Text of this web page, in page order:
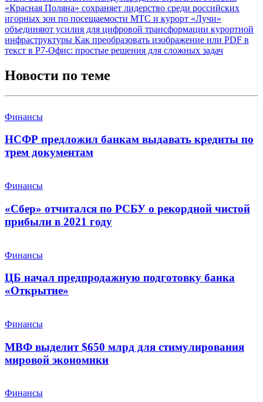
«Красная Поляна» сохраняет лидерство среди российских
игорных зон по посещаемости МТС и курорт «Лучи»
объединяют усилия для цифровой трансформации курортной
инфраструктуры Как преобразовать изображение или PDF в
текст в Р7-Офис: простые решения для сложных задач
Новости по теме
Финансы
НСФР предложил банкам выдавать кредиты по
трем документам
Финансы
«Сбер» отчитался по РСБУ о рекордной чистой
прибыли в 2021 году
Финансы
ЦБ начал предпродажную подготовку банка
«Открытие»
Финансы
МВФ выделит $650 млрд для стимулирования
мировой экономики
Финансы